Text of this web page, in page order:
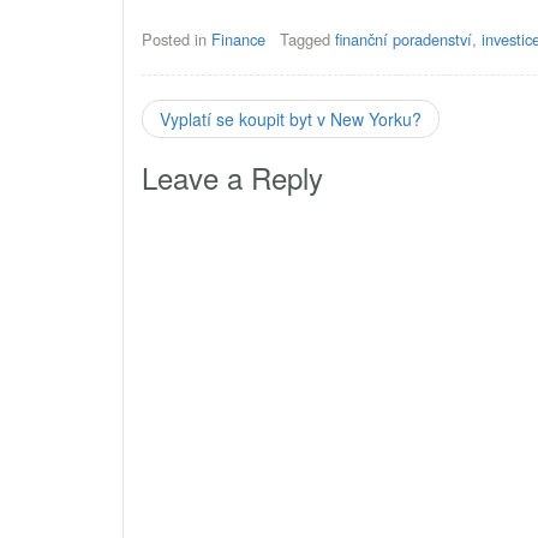
liší. Některé…
hledá
Posted in Finance Tagged finanční poradenství,
Vyplatí se koupit byt v New Yorku?
Leave a Reply